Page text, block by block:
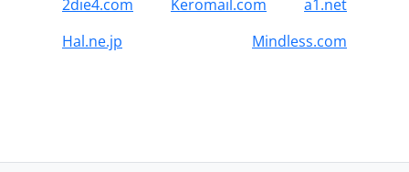
2die4.com
Keromail.com
a1.net
Hal.ne.jp
Mindless.com